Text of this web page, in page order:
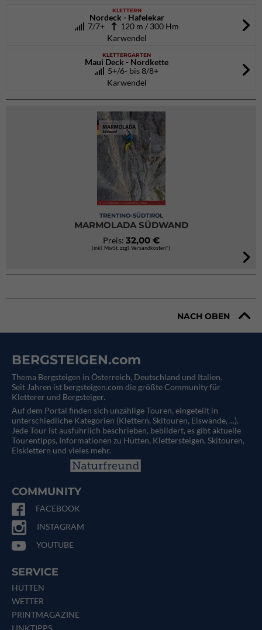
KLETTERN
Nordeck - Hafelekar
7/7+ 120 m / 300 Hm
Karwendel
KLETTERGARTEN
Maui Deck - Nordkette
5+/6- bis 8/8+
Karwendel
TRENTINO-SÜDTIROL
MARMOLADA SÜDWAND
Preis: 32,00 €
(inkl. MwSt. zzgl. Versandkosten*)
NACH OBEN
BERGSTEIGEN.com
Thema Bergsteigen in Österreich, Deutschland und Italien.
Seit Jahren ist bergsteigen.com die größte Community für
Kletterer und Bergsteiger.
Auf dem Portal finden sich unzählige Touren, eingeteilt in
unterschiedliche Kategorien (Klettern, Skitouren, Eiswände, ...).
Jede Tour ist ausführlich beschrieben, bebildert, es gibt aktuelle
Tourentipps, Informationen zu Hütten, Klettersteigen, Skitouren,
Eisklettern und vieles mehr.
COMMUNITY
FACEBOOK
INSTAGRAM
YOUTUBE
SERVICE
HÜTTEN
WETTER
PRINTMAGAZINE
LINKTIPPS